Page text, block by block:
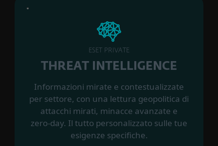
ESET PRIVATE
THREAT INTELLIGENCE
Informazioni mirate e contestualizzate
per settore, con una lettura geopolitica di
attacchi mirati, minacce avanzate e
zero‑day. Il tutto personalizzato sulle tue
esigenze specifiche.